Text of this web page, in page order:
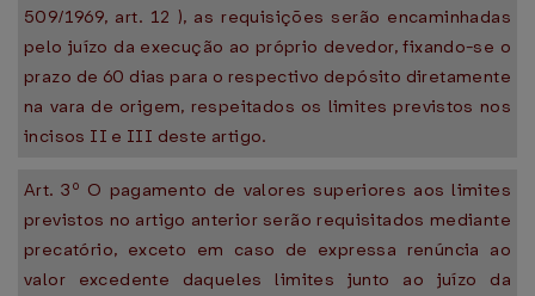
509/1969, art. 12 ), as requisições serão encaminhadas
pelo juízo da execução ao próprio devedor, fixando-se o
prazo de 60 dias para o respectivo depósito diretamente
na vara de origem, respeitados os limites previstos nos
incisos II e III deste artigo.
Art. 3º O pagamento de valores superiores aos limites
previstos no artigo anterior serão requisitados mediante
precatório, exceto em caso de expressa renúncia ao
valor excedente daqueles limites junto ao juízo da